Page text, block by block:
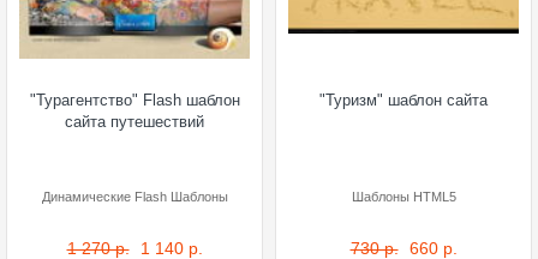
"Турагентство" Flash шаблон
сайта путешествий
Динамические Flash Шаблоны
1 270 р. 1 140 р.
"Туризм" шаблон сайта
Шаблоны HTML5
730 р. 660 р.